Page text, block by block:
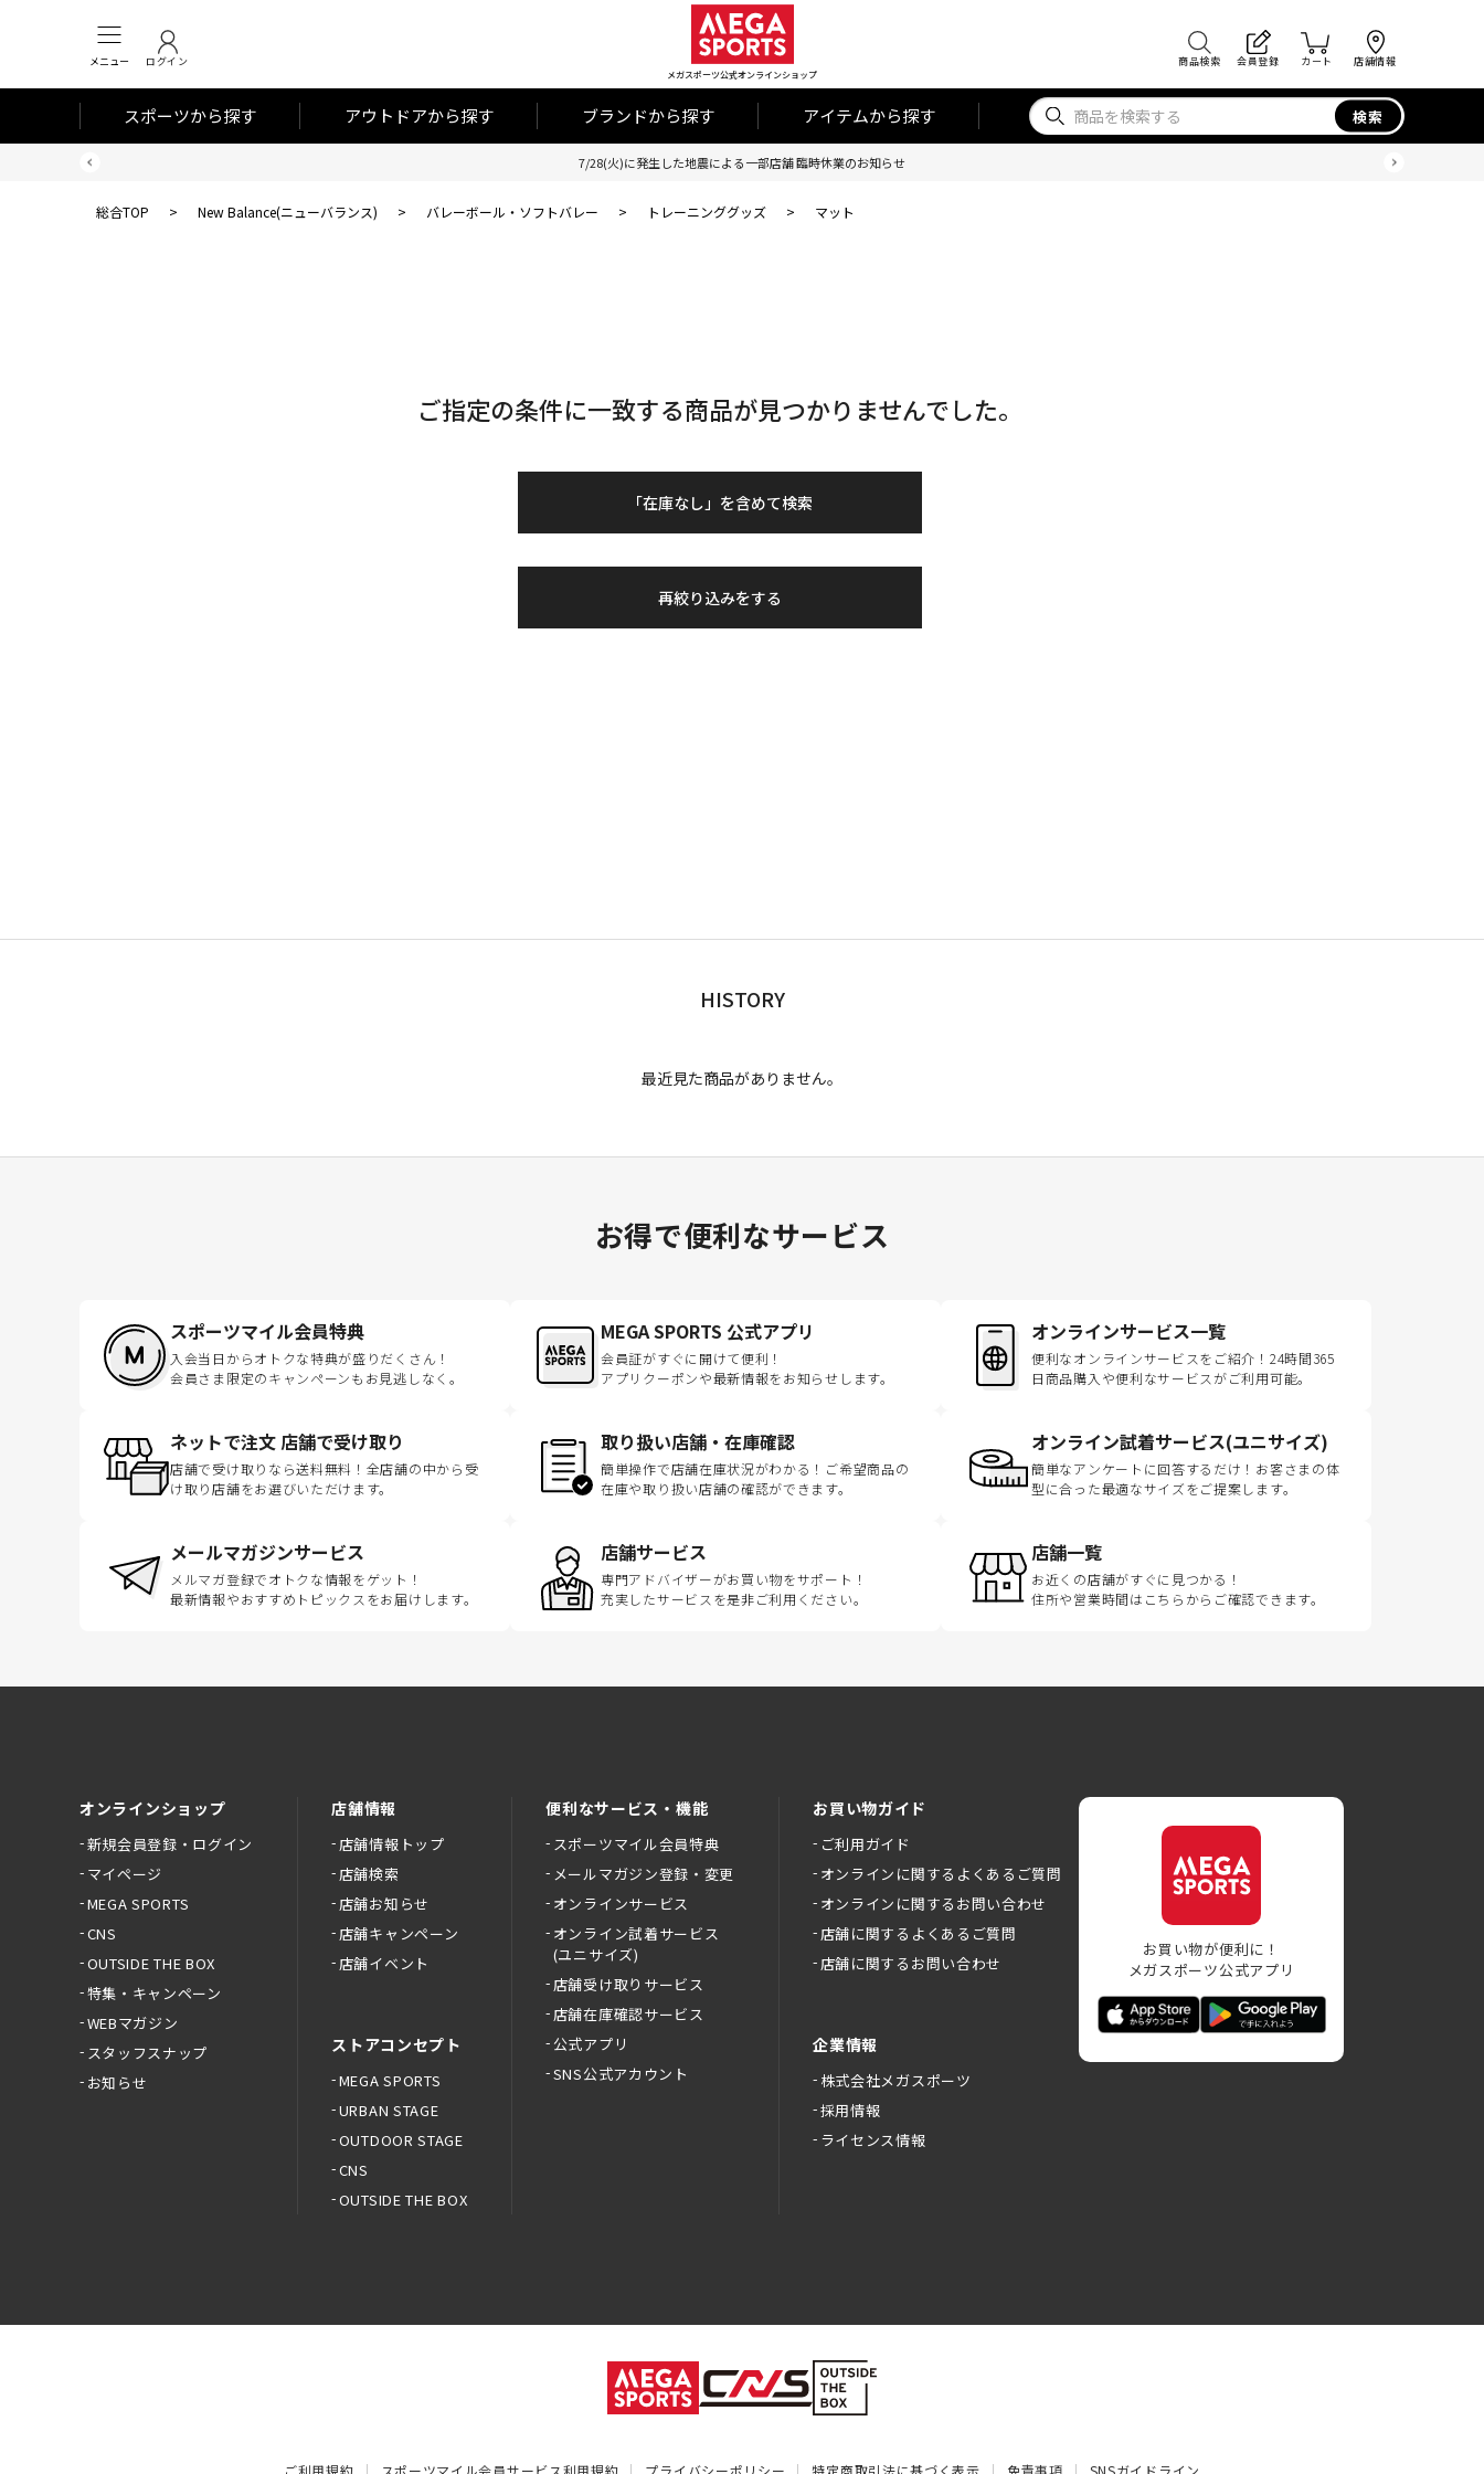
メニュー ログイン
メガスポーツ公式オンラインショップ
商品検索 会員登録 カート 店舗情報
スポーツから探す アウトドアから探す ブランドから探す アイテムから探す 検索
7/28(火)に発生した地震による一部店舗 臨時休業のお知らせ
総合TOP > New Balance(ニューバランス) > バレーボール・ソフトバレー > トレーニンググッズ > マット
ご指定の条件に一致する商品が見つかりませんでした。
「在庫なし」を含めて検索
再絞り込みをする
HISTORY
最近見た商品がありません。
お得で便利なサービス
スポーツマイル会員特典
入会当日からオトクな特典が盛りだくさん！
会員さま限定のキャンペーンもお見逃しなく。
MEGA SPORTS 公式アプリ
会員証がすぐに開けて便利！
アプリクーポンや最新情報をお知らせします。
オンラインサービス一覧
便利なオンラインサービスをご紹介！24時間365
日商品購入や便利なサービスがご利用可能。
ネットで注文 店舗で受け取り
店舗で受け取りなら送料無料！全店舗の中から受
け取り店舗をお選びいただけます。
取り扱い店舗・在庫確認
簡単操作で店舗在庫状況がわかる！ご希望商品の
在庫や取り扱い店舗の確認ができます。
オンライン試着サービス(ユニサイズ)
簡単なアンケートに回答するだけ！お客さまの体
型に合った最適なサイズをご提案します。
メールマガジンサービス
メルマガ登録でオトクな情報をゲット！
最新情報やおすすめトピックスをお届けします。
店舗サービス
専門アドバイザーがお買い物をサポート！
充実したサービスを是非ご利用ください。
店舗一覧
お近くの店舗がすぐに見つかる！
住所や営業時間はこちらからご確認できます。
オンラインショップ
新規会員登録・ログイン
マイページ
MEGA SPORTS
CNS
OUTSIDE THE BOX
特集・キャンペーン
WEBマガジン
スタッフスナップ
お知らせ
店舗情報
店舗情報トップ
店舗検索
店舗お知らせ
店舗キャンペーン
店舗イベント
ストアコンセプト
MEGA SPORTS
URBAN STAGE
OUTDOOR STAGE
CNS
OUTSIDE THE BOX
便利なサービス・機能
スポーツマイル会員特典
メールマガジン登録・変更
オンラインサービス
オンライン試着サービス
(ユニサイズ)
店舗受け取りサービス
店舗在庫確認サービス
公式アプリ
SNS公式アカウント
お買い物ガイド
ご利用ガイド
オンラインに関するよくあるご質問
オンラインに関するお問い合わせ
店舗に関するよくあるご質問
店舗に関するお問い合わせ
企業情報
株式会社メガスポーツ
採用情報
ライセンス情報
お買い物が便利に！
メガスポーツ公式アプリ
ご利用規約 スポーツマイル会員サービス利用規約 プライバシーポリシー 特定商取引法に基づく表示 免責事項 SNSガイドライン